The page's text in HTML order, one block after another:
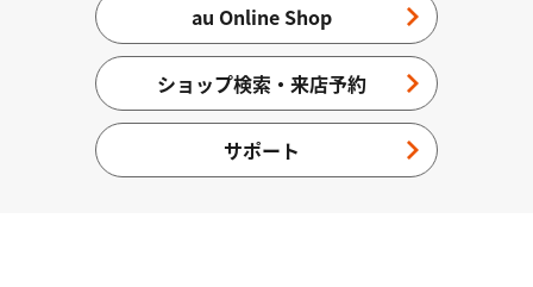
au Online Shop
ショップ検索・来店予約
サポート